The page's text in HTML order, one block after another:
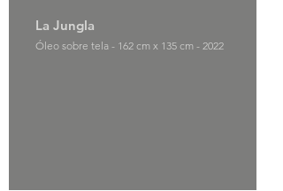
La Jungla
Óleo sobre tela - 162 cm x 135 cm - 2022